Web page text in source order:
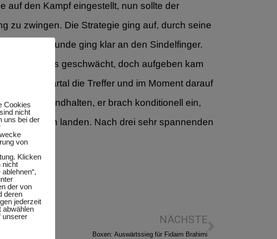
auf den Kampf eingestellt, nun sollte der
zu zwingen. Die Strategie ging auf, durch seine
diese Runde ging klar an den Sindelfinger.
geschwächt, doch aufgeben kam
landete Kartal die Treffer und im Moment darauf
mehr standhalten, er brach konditionell ein,
landen. Nach drei sehr spannenden
NÄCHSTE
Boxen: Auswärtssieg für Fidaim Brahimi
Cookies
nicht
uns bei der
von
Klicken
nicht
der von
deren
jederzeit
abwählen
unserer